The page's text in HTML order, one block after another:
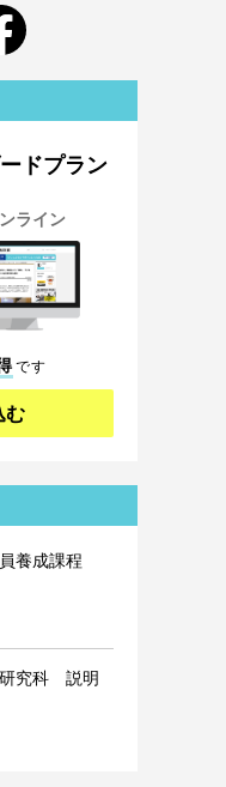
ドプラン
ライン
です
む
養成課程
究科 説明